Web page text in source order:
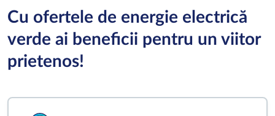
Cu ofertele de energie electrică
verde ai beneficii pentru un viitor
prietenos!